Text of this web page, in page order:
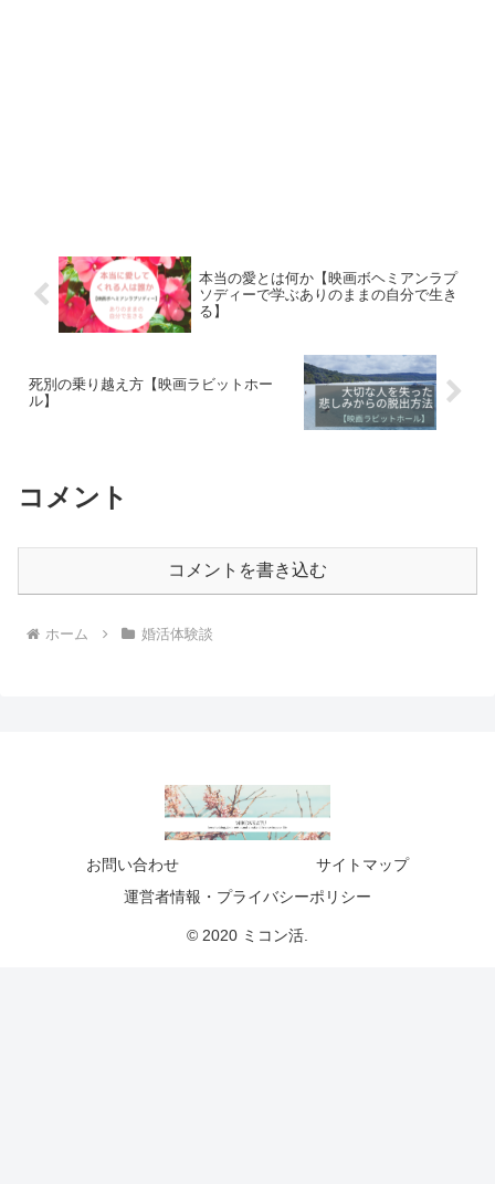
本当の愛とは何か【映画ボヘミアンラプ
ソディーで学ぶありのままの自分で生き
る】
死別の乗り越え方【映画ラビットホー
ル】
コメント
コメントを書き込む
ホーム 婚活体験談
お問い合わせ
サイトマップ
運営者情報・プライバシーポリシー
© 2020 ミコン活.